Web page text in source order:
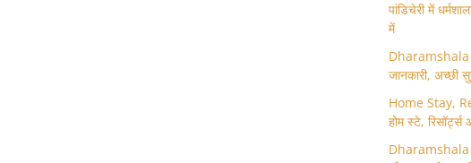
पांडिचेरी में
में
Dharamshala
जानकारी, अच्छी
Home Stay,
होम स्‍टे,
Dharamshala